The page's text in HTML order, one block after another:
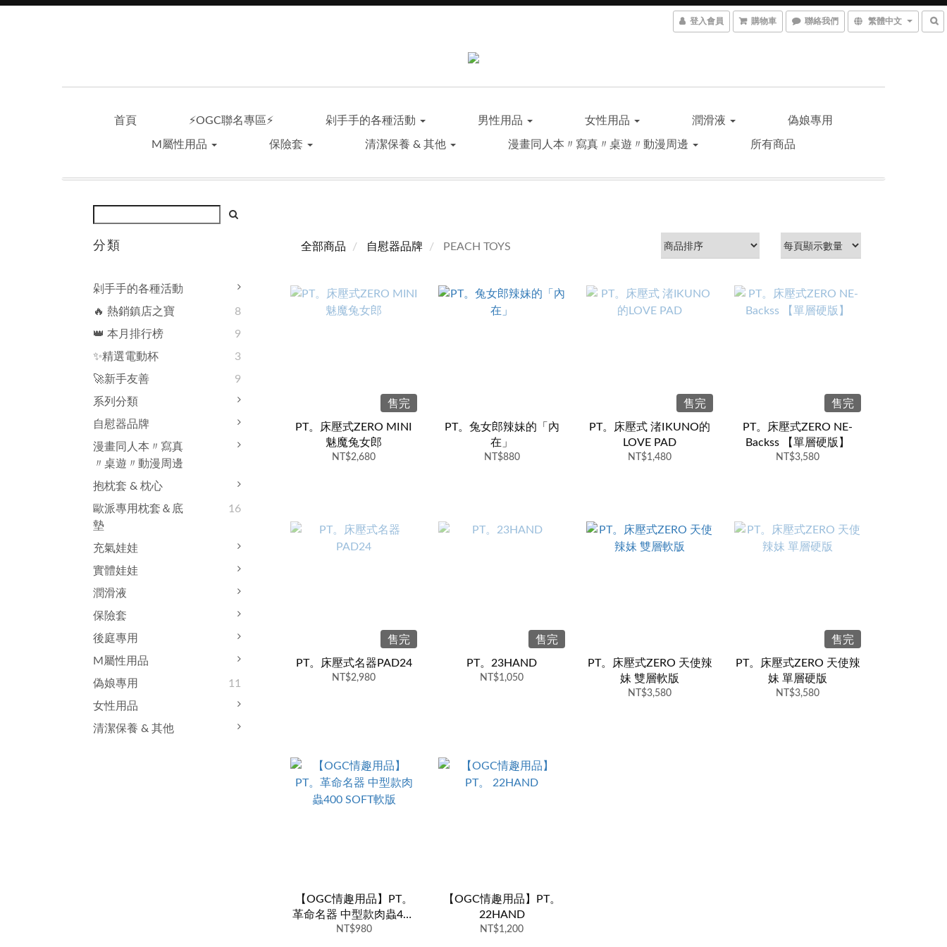
登入會員 購物車 聯絡我們 繁體中文
首頁 ⚡OGC聯名專區⚡ 剁手手的各種活動 男性用品 女性用品 潤滑液 偽娘專用
M屬性用品 保險套 清潔保養 & 其他 漫畫同人本〃寫真〃桌遊〃動漫周邊 所有商品
分類
剁手手的各種活動
🔥 熱銷鎮店之寶
8
👑 本月排行榜
9
✨精選電動杯
3
🚀新手友善
9
系列分類
自慰器品牌
漫畫同人本〃寫真
〃桌遊〃動漫周邊
抱枕套 & 枕心
歐派專用枕套＆底
墊
16
充氣娃娃
實體娃娃
潤滑液
保險套
後庭專用
M屬性用品
偽娘專用
11
女性用品
清潔保養 & 其他
全部商品 自慰器品牌 PEACH TOYS
售完
PT。床壓式ZERO MINI
魅魔兔女郎
NT$2,680
PT。兔女郎辣妹的「內
在」
NT$880
售完
PT。床壓式 渚IKUNO的
LOVE PAD
NT$1,480
售完
PT。床壓式ZERO NE-
Backss 【單層硬版】
NT$3,580
售完
PT。床壓式名器PAD24
NT$2,980
售完
PT。23HAND
NT$1,050
PT。床壓式ZERO 天使辣
妹 雙層軟版
NT$3,580
售完
PT。床壓式ZERO 天使辣
妹 單層硬版
NT$3,580
【OGC情趣用品】PT。
革命名器 中型款肉蟲400
SOFT軟版
NT$980
【OGC情趣用品】PT。
22HAND
NT$1,200